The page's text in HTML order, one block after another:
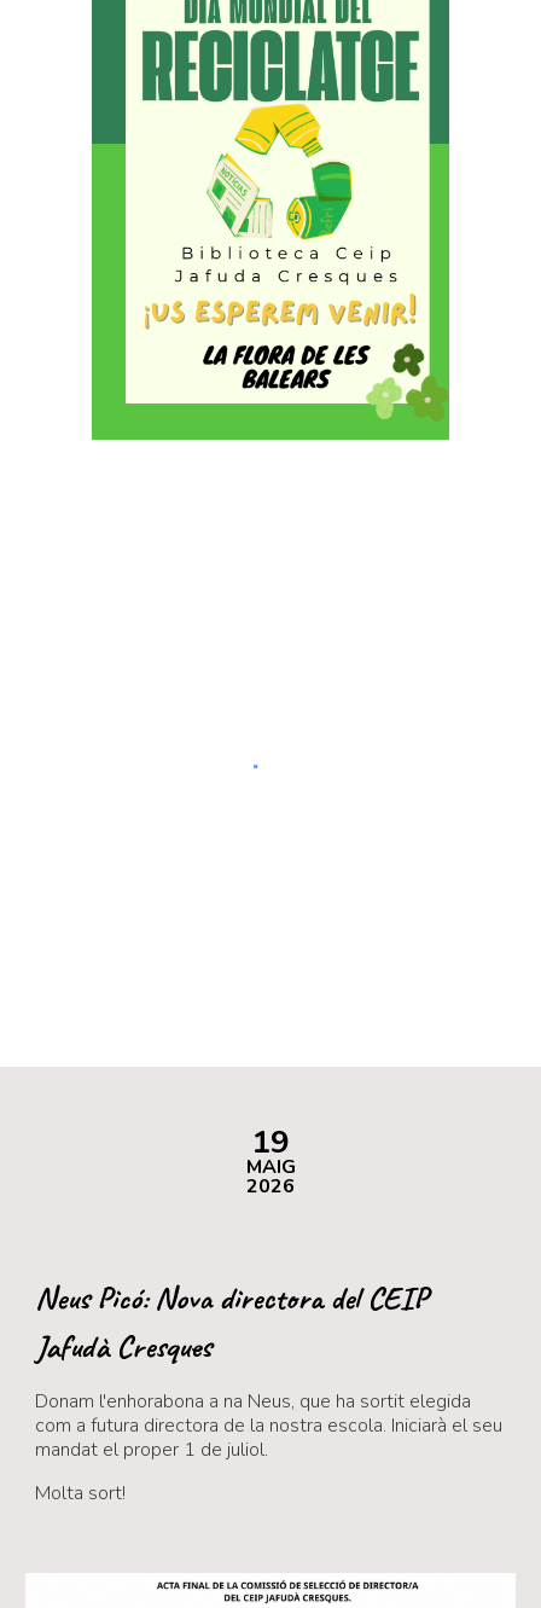
19
MAIG
2026
Neus Picó: Nova directora del CEIP
Jafudà Cresques
Donam l'enhorabona a na Neus, que ha sortit elegida
com a futura directora de la nostra escola. Iniciarà el seu
mandat el proper 1 de juliol.
Molta sort!